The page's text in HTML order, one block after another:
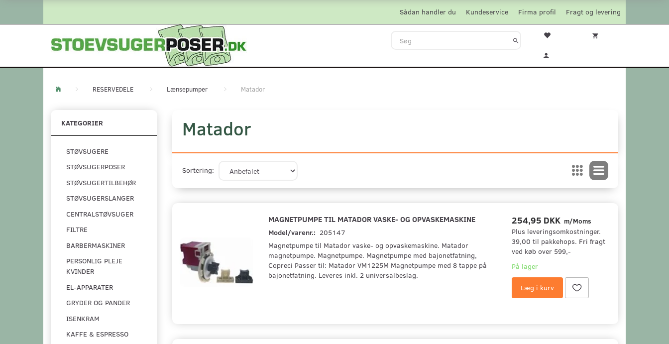
Fragt og levering
Firma profil
Kundeservice
Sådan handler du
RESERVEDELE Lænsepumper Matador
KATEGORIER
STØVSUGERE
STØVSUGERPOSER
STØVSUGERTILBEHØR
STØVSUGERSLANGER
CENTRALSTØVSUGER
FILTRE
BARBERMASKINER
PERSONLIG PLEJE
KVINDER
EL-APPARATER
GRYDER OG PANDER
ISENKRAM
KAFFE & ESPRESSO
Matador
Sortering:
MAGNETPUMPE TIL MATADOR VASKE- OG OPVASKEMASKINE
Model/varenr.: 205147
Magnetpumpe til Matador vaske- og opvaskemaskine. Matador
magnetpumpe. Magnetpumpe. Magnetpumpe med bajonetfatning,
Copreci Passer til: Matador VM1225M Magnetpumpe med 8 tappe på
bajonetfatning. Leveres inkl. 2 universalbeslag.
254,95 DKK m/Moms
Plus leveringsomkostninger.
39,00 til pakkehops. Fri fragt
ved køb over 599,-
På lager
Læg i kurv